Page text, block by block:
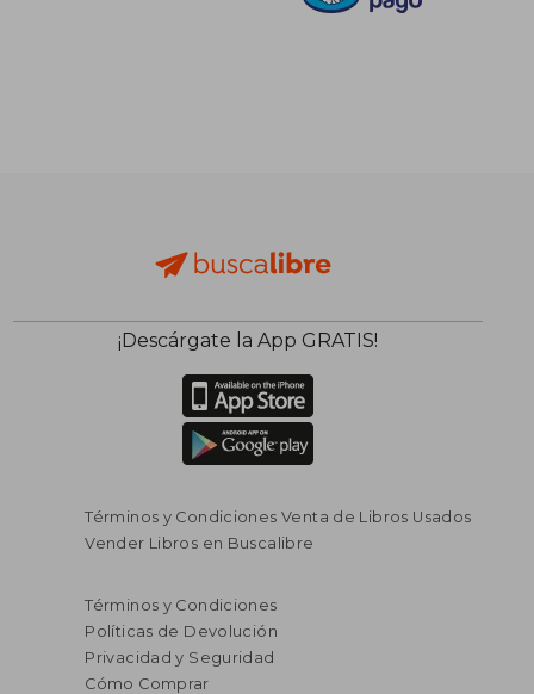
¡Descárgate la App GRATIS!
Términos y Condiciones Venta de Libros Usados
Vender Libros en Buscalibre
Términos y Condiciones
Políticas de Devolución
Privacidad y Seguridad
Cómo Comprar